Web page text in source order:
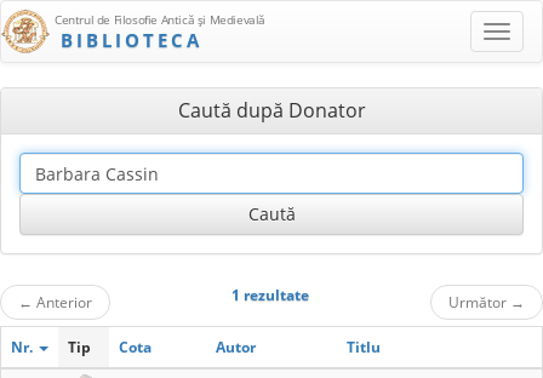
Centrul de Filosofie Antică şi Medievală
BIBLIOTECA
Caută după Donator
← Anterior 1 rezultate Următor →
Nr. Tip Cota Autor Titlu